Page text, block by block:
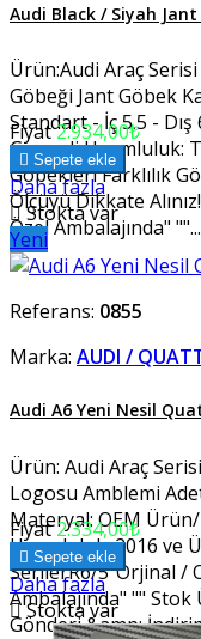
Audi Black / Siyah
Ürün:Audi Araç
Göbeği Jant Göbek
Standart - İç 5.5 -
Geçmeli Uyumluluk:
Göbekleri Farklılık
Ölçüyü Dikkate
Özel Ambalajında" ""...
Fiyat2.934,00₺
 Sepete ekle
Daha fazla
Stokta var
Yeni
Referans: 0855
Marka: AUDI /
Audi A6 Yeni Nesil
Ürün: Audi Araç
Logosu Amblemi
Materyal: OEM
Uyumluluk: 2016 ve
SerilerR6/5"Orjinal /
Ambalajında" "" Stok
Gönderi &amp;
Fiyat 2.334,00₺
 Sepete ekle
Daha fazla
Stokta var